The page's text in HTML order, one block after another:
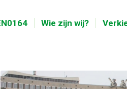
Wie zijn wij?